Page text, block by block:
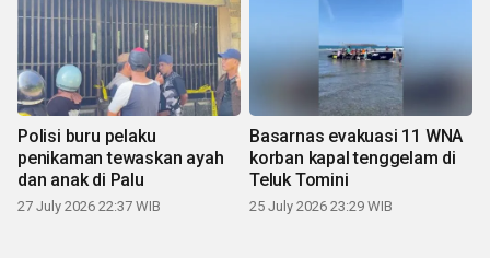
Polisi buru pelaku
penikaman tewaskan ayah
dan anak di Palu
27 July 2026 22:37 WIB
Basarnas evakuasi 11 WNA
korban kapal tenggelam di
Teluk Tomini
25 July 2026 23:29 WIB